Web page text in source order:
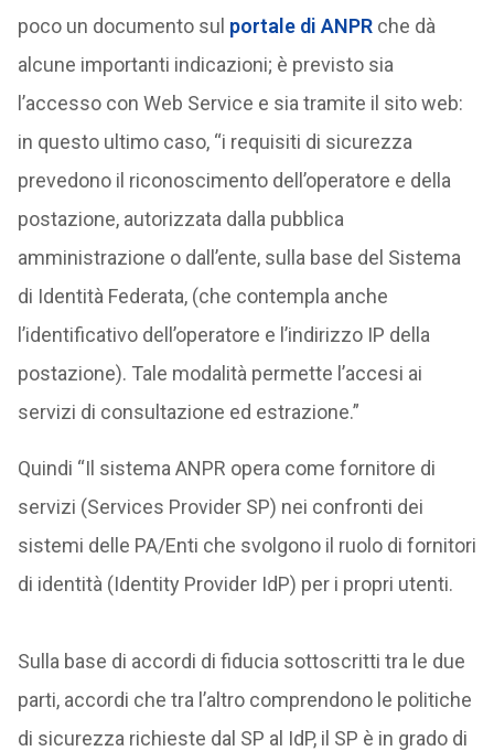
poco un documento sul portale di ANPRche dà
alcune importanti indicazioni; è previsto sia
l’accesso con Web Service e sia tramite il sito web:
in questo ultimo caso, “i requisiti di sicurezza
prevedono il riconoscimento dell’operatore e della
postazione, autorizzata dalla pubblica
amministrazione o dall’ente, sulla base del Sistema
di Identità Federata, (che contempla anche
l’identificativo dell’operatore e l’indirizzo IP della
postazione). Tale modalità permette l’accesi ai
servizi di consultazione ed estrazione.”
Quindi “Il sistema ANPR opera come fornitore di
servizi (Services Provider SP) nei confronti dei
sistemi delle PA/Enti che svolgono il ruolo di fornitori
di identità (Identity Provider IdP) per i propri utenti.
Sulla base di accordi di fiducia sottoscritti tra le due
parti, accordi che tra l’altro comprendono le politiche
di sicurezza richieste dal SP al IdP, il SP è in grado di